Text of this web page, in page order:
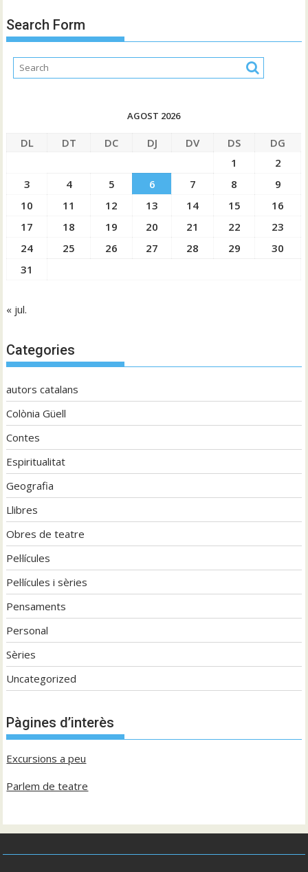
Search Form
AGOST 2026
DL DT DC DJ DV DS
DG
1
2
3
4 5 6 7 8
9
10
11 12 13 14 15
16
17
18 19 20 21 22
23
24
25 26 27 28 29
30
31
« jul.
Categories
autors catalans
Colònia Güell
Contes
Espiritualitat
Geografia
Llibres
Obres de teatre
Pel·lícules
Pel·lícules i sèries
Pensaments
Personal
Sèries
Uncategorized
Pàgines d’interès
Excursions a peu
Parlem de teatre